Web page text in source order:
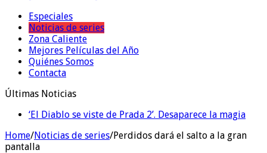
Especiales
Noticias de series
Zona Caliente
Mejores Películas del Año
Quiénes Somos
Contacta
Últimas Noticias
‘El Diablo se viste de Prada 2’. Desaparece la magia
Home/Noticias de series/Perdidos dará el salto a la gran
pantalla